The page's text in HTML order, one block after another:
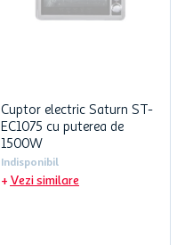
Cuptor electric Saturn ST-
EC1075 cu puterea de
1500W
Indisponibil
Vezi similare